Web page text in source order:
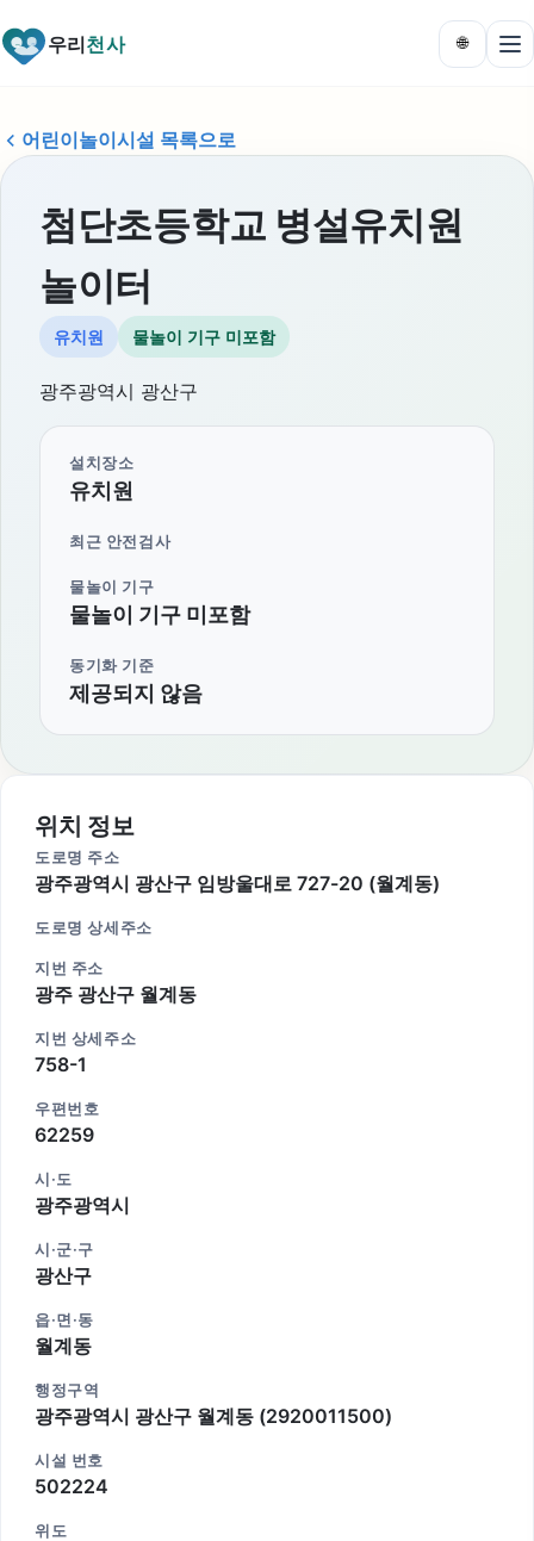
우리천사 🌐
어린이놀이시설 목록으로
첨단초등학교 병설유치원
놀이터
유치원 물놀이 기구 미포함
광주광역시 광산구
설치장소
유치원
최근 안전검사
물놀이 기구
물놀이 기구 미포함
동기화 기준
제공되지 않음
위치 정보
도로명 주소
광주광역시 광산구 임방울대로 727-20 (월계동)
도로명 상세주소
지번 주소
광주 광산구 월계동
지번 상세주소
758-1
우편번호
62259
시·도
광주광역시
시·군·구
광산구
읍·면·동
월계동
행정구역
광주광역시 광산구 월계동 (2920011500)
시설 번호
502224
위도